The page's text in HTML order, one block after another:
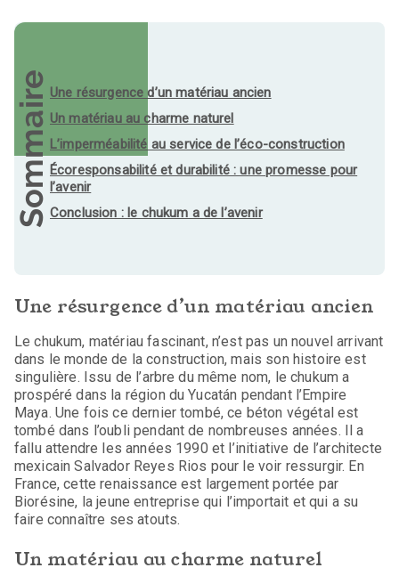
SommaireUne résurgence d’un matériau ancien
Un matériau au charme naturel
L’imperméabilité au service de l’éco-construction
Écoresponsabilité et durabilité : une promesse pour
l’avenir
Conclusion : le chukum a de l’avenir
Une résurgence d’un matériau ancien
Le chukum, matériau fascinant, n’est pas un nouvel arrivant
dans le monde de la construction, mais son histoire est
singulière. Issu de l’arbre du même nom, le chukum a
prospéré dans la région du Yucatán pendant l’Empire
Maya. Une fois ce dernier tombé, ce béton végétal est
tombé dans l’oubli pendant de nombreuses années. Il a
fallu attendre les années 1990 et l’initiative de l’architecte
mexicain Salvador Reyes Rios pour le voir ressurgir. En
France, cette renaissance est largement portée par
Biorésine, la jeune entreprise qui l’importait et qui a su
faire connaître ses atouts.
Un matériau au charme naturel